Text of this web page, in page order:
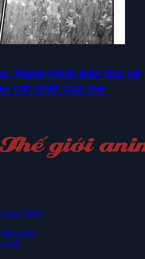
Hành trình báo thù và
cái chết của mẹ
gặp (FAQ)
kiện
mật